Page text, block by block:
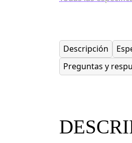
Descripción
Preguntas y